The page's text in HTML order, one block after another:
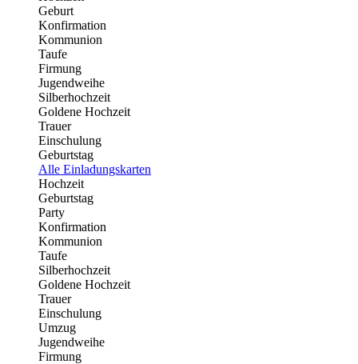
Geburt
Konfirmation
Kommunion
Taufe
Firmung
Jugendweihe
Silberhochzeit
Goldene Hochzeit
Trauer
Einschulung
Geburtstag
Alle Einladungskarten
Hochzeit
Geburtstag
Party
Konfirmation
Kommunion
Taufe
Silberhochzeit
Goldene Hochzeit
Trauer
Einschulung
Umzug
Jugendweihe
Firmung